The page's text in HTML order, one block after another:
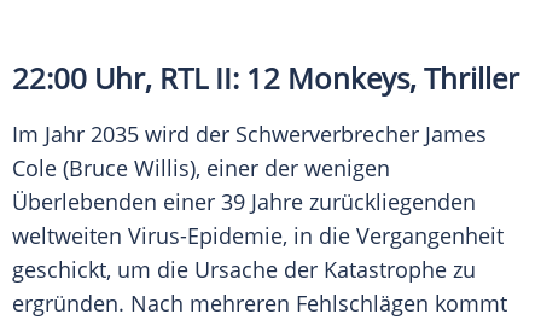
22:00 Uhr, RTL II: 12 Monkeys, Thriller
Im Jahr 2035 wird der Schwerverbrecher James
Cole (Bruce Willis), einer der wenigen
Überlebenden einer 39 Jahre zurückliegenden
weltweiten Virus-Epidemie, in die Vergangenheit
geschickt, um die Ursache der Katastrophe zu
ergründen. Nach mehreren Fehlschlägen kommt